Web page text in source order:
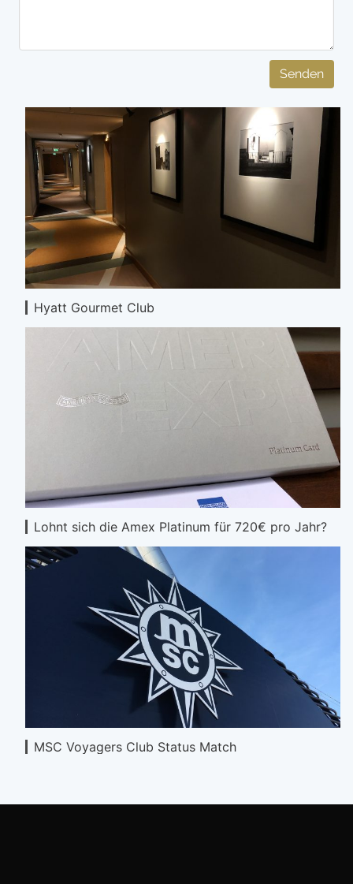
Senden
Hyatt Gourmet Club
Lohnt sich die Amex Platinum für 720€ pro Jahr?
MSC Voyagers Club Status Match